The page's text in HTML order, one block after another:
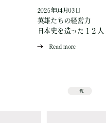
2026年04月03日
英雄たちの経営力
日本史を造った１２人
Read more
一覧